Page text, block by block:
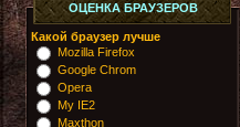
ОЦЕНКА БРАУЗЕРОВ
Какой браузер лучше
Mozilla Firefox
Google Chrom
Opera
My IE2
Maxthon